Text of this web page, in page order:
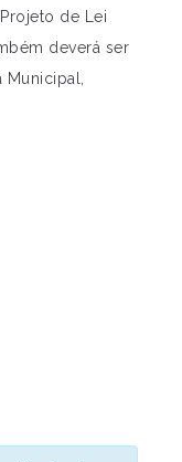
de Lei
deverá ser
Municipal,